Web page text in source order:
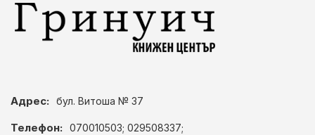
Адрес: бул. Витоша № 37
Телефон: 070010503; 029508337;